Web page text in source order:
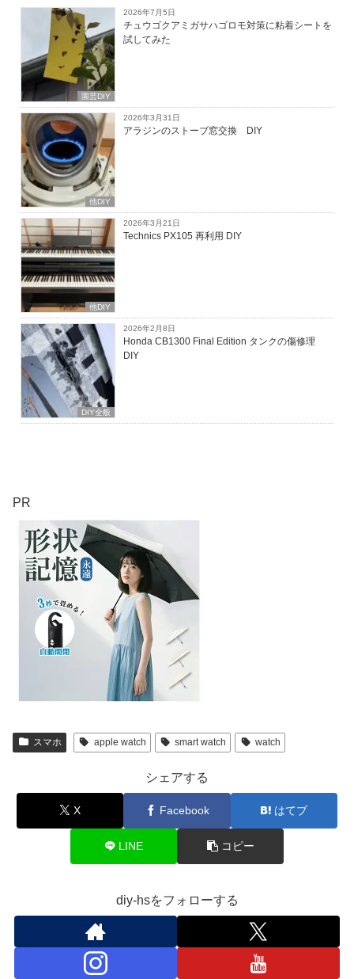
園芸DIY
2026年7月5日
チュウゴクアミガサハゴロモ対策に粘着シートを
試してみた
他DIY
2026年3月31日
アラジンのストーブ窓交換 DIY
他DIY
2026年3月21日
Technics PX105 再利用 DIY
DIY全般
2026年2月8日
Honda CB1300 Final Edition タンクの傷修理
DIY
PR
スマホ apple watch smart watch watch
シェアする
X Facebook はてブ
LINE コピー
diy-hsをフォローする